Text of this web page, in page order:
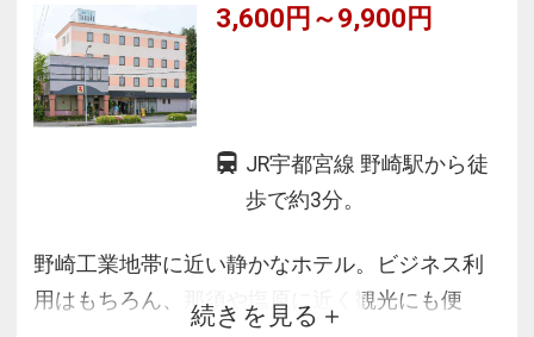
3,600円～9,900円
JR宇都宮線 野崎駅から徒
歩で約3分。
野崎工業地帯に近い静かなホテル。ビジネス利
用はもちろん、那須や塩原に近く観光にも便
続きを見る